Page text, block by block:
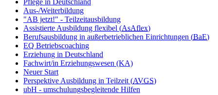
Aus-/Weiterbildung
"AB jetzt!" - Teilzeitausbildung
Assistierte Ausbildung flexibel (AsAflex)
Berufsausbildung in außerbetrieblichen Einrichtungen (BaE)
EQ Betriebscoaching
Erziehung in Deutschland
Fachwirt/in Erziehungswesen (KA)
Neuer Start
Perspektive Ausbildung in Teilzeit (AVGS)
ubH - umschulungsbegleitende Hilfen